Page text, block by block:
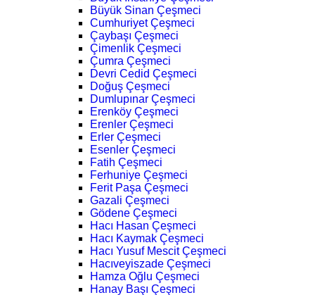
Büyük Sinan Çeşmeci
Cumhuriyet Çeşmeci
Çaybaşı Çeşmeci
Çimenlik Çeşmeci
Çumra Çeşmeci
Devri Cedid Çeşmeci
Doğuş Çeşmeci
Dumlupınar Çeşmeci
Erenköy Çeşmeci
Erenler Çeşmeci
Erler Çeşmeci
Esenler Çeşmeci
Fatih Çeşmeci
Ferhuniye Çeşmeci
Ferit Paşa Çeşmeci
Gazali Çeşmeci
Gödene Çeşmeci
Hacı Hasan Çeşmeci
Hacı Kaymak Çeşmeci
Hacı Yusuf Mescit Çeşmeci
Hacıveyiszade Çeşmeci
Hamza Oğlu Çeşmeci
Hanay Başı Çeşmeci